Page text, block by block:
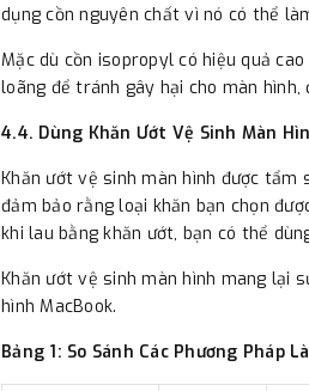
dụng cồn nguyên chất vì nó có thể
Mặc dù cồn isopropyl có hiệu quả
loãng để tránh gây hại cho màn
4.4. Dùng Khăn Ướt Vệ Sinh Màn
Khăn ướt vệ sinh màn hình được tẩm
đảm bảo rằng loại khăn bạn chọn
khi lau bằng khăn ướt, bạn có thể
Khăn ướt vệ sinh màn hình mang lại
hình MacBook.
Bảng 1: So Sánh Các Phương Pháp